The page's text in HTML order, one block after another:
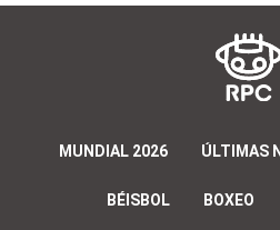
MUNDIAL 2026 ÚLTIMAS
BÉISBOL BOXEO